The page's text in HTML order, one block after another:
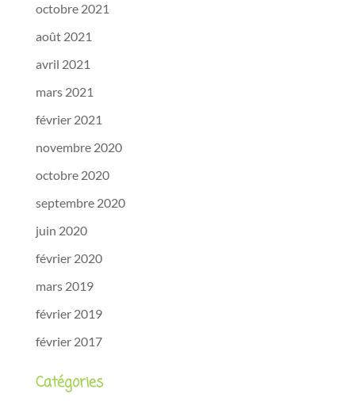
octobre 2021
août 2021
avril 2021
mars 2021
février 2021
novembre 2020
octobre 2020
septembre 2020
juin 2020
février 2020
mars 2019
février 2019
février 2017
Catégories